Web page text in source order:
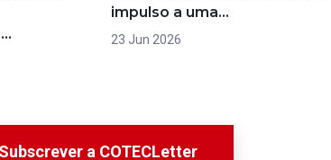
impulso a uma…
23 Jun 2026
Subscrever a COTECLetter